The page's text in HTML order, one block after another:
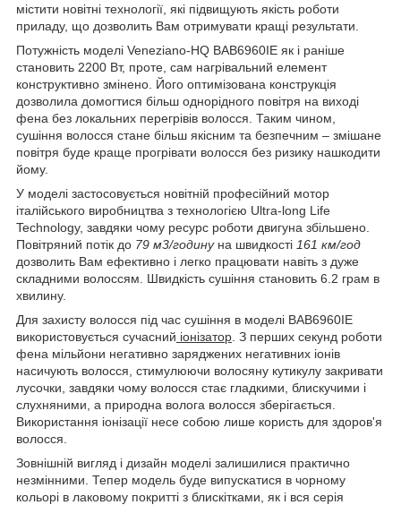
містити новітні технології, які підвищують якість роботи
приладу, що дозволить Вам отримувати кращі результати.
Потужність моделі Veneziano-HQ BAB6960IE як і раніше
становить 2200 Вт, проте, сам нагрівальний елемент
конструктивно змінено. Його оптимізована конструкція
дозволила домогтися більш однорідного повітря на виході
фена без локальних перегрівів волосся. Таким чином,
сушіння волосся стане більш якісним та безпечним – змішане
повітря буде краще прогрівати волосся без ризику нашкодити
йому.
У моделі застосовується новітній професійний мотор
італійського виробництва з технологією Ultra-long Life
Technology, завдяки чому ресурс роботи двигуна збільшено.
Повітряний потік до 79 м3/годинуна швидкості 161 км/год
дозволить Вам ефективно і легко працювати навіть з дуже
складними волоссям. Швидкість сушіння становить 6.2 грам в
хвилину.
Для захисту волосся під час сушіння в моделі BAB6960IE
використовується сучасний іонізатор . З перших секунд роботи
фена мільйони негативно заряджених негативних іонів
насичують волосся, стимулюючи волосяну кутикулу закривати
лусочки, завдяки чому волосся стає гладкими, блискучими і
слухняними, а природна волога волосся зберігається.
Використання іонізації несе собою лише користь для здоров'я
волосся.
Зовнішній вигляд і дизайн моделі залишилися практично
незмінними. Тепер модель буде випускатися в чорному
кольорі в лаковому покритті з блискітками, як і вся серія